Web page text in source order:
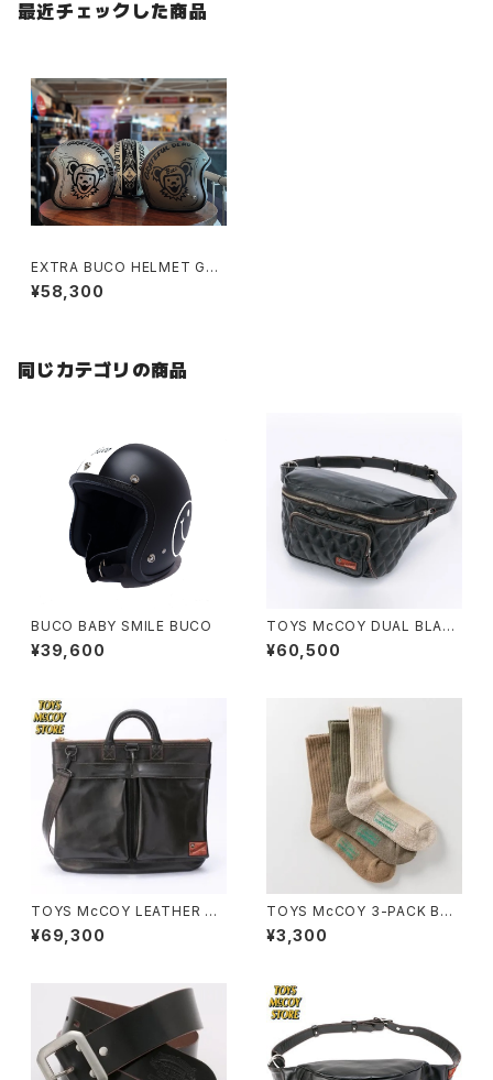
最近チェックした商品
EXTRA BUCO HELMET GRA
TEFUL DEAD
¥58,300
同じカテゴリの商品
BUCO BABY SMILE BUCO
¥39,600
TOYS McCOY DUAL BLADE
BAG MAX
¥60,500
TOYS McCOY LEATHER HE
LMET BAG
¥69,300
TOYS McCOY 3-PACK BO
OTS SOCKS
¥3,300